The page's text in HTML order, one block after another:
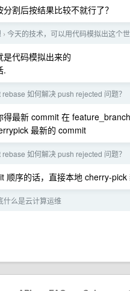
割后按结果比较不就行了？
› 今天的技术，可以用代码模拟出这个世
代码模拟出来的
.
rebase 如何解决 push rejected 问题？
最新 commit 在
最新的 commit
rebase 如何解决 push rejected 问题？
顺序的话，直接本地 cherry-
什么是云计算运维